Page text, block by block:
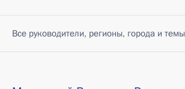
Все руководители, регионы, города и темы